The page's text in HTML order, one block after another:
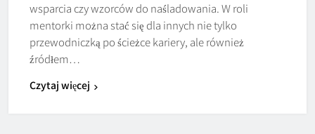
wsparcia czy wzorców do naśladowania. W roli
mentorki można stać się dla innych nie tylko
przewodniczką po ścieżce kariery, ale również
źródłem…
Czytaj więcej